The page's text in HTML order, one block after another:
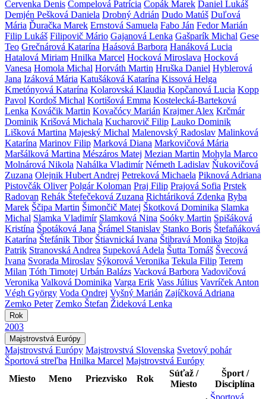
Červenka Denis Compelová Patrícia Copák Marek Daniel Lukáš
Demjén Pešková Daniela Drobný Adrián Dudo Matúš Duľová
Mária Ďuračka Marek Ernstová Samuela Fabo Ján Fedor Marián
Filip Lukáš Filipovič Mário Gajanová Lenka Gašparík Michal Gese
Teo Grečnárová Katarína Haásová Barbora Hanáková Lucia
Hatalová Miriam Hnilka Marcel Hocková Miroslava Hocková
Vanesa Homola Michal Horváth Martin Hruška Daniel Hyblerová
Jana Izáková Mária Katušáková Katarína Kissová Helga
Kmetónyová Katarína Kolarovská Klaudia Kopčanová Lucia Kopp
Pavol Kordoš Michal Kortišová Emma Kostelecká-Barteková
Lenka Kováčik Martin Kovačócy Marián Krajmer Alex Krčmár
Dominik Krišová Michala Kucharovič Filip Lauko Dominik
Lišková Martina Majeský Michal Malenovský Radoslav Malinková
Katarína Marinov Filip Marková Diana Markovičová Mária
Maršálková Martina Mészáros Matej Mezian Martin Mohyla Marco
Molnárová Nikola Nahálka Vladimír Németh Ladislav Ňukovičová
Zuzana Olejnik Hubert Andrej Petreková Michaela Piknová Adriana
Pistovčák Oliver Polgár Koloman Praj Filip Prajová Sofia Prstek
Radovan Rehák Štefečeková Zuzana Richtáriková Zdenka Ryba
Marek Ščipa Martin Šimončič Matej Škotková Dominika Slamka
Michal Slamka Vladimír Slamková Nina Soóky Martin Spišáková
Kristína Špotáková Jana Šrámel Stanislav Stanko Boris Štefaňáková
Katarína Štefánik Tibor Štiavnická Ivana Štibravá Monika Stojka
Patrik Stranovská Andrea Supeková Adela Šutta Tomáš Švecová
Ivana Svorada Miroslav Sýkorová Veronika Tekula Filip Terem
Milan Tóth Timotej Urbán Balázs Vacková Barbora Vadovičová
Veronika Valková Dominika Varga Erik Vass Július Vavríček Anton
Végh György Voda Ondrej Vyšný Marián Zajíčková Adriana
Zemko Peter Zemko Štefan Žideková Lenka
Rok
2003
Majstrovstvá Európy
Majstrovstvá Európy Majstrovstvá Slovenska Svetový pohár
Športová streľba Hnilka Marcel Majstrovstvá Európy
Miesto
Meno Priezvisko Rok
Súťaž /
Miesto
Šport /
Disciplína
Športová